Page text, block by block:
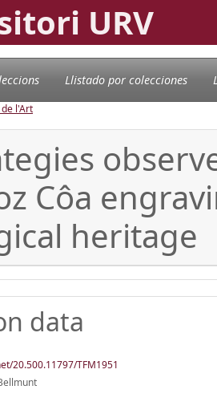
URV
Llistado por colecciones
l'Art
Côa
heritage
data
20.500.11797/TFM1951